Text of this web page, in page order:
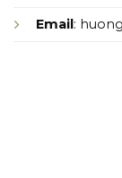
Email: